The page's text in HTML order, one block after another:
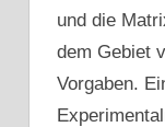
und die
dem Gebiet
Vorgaben.